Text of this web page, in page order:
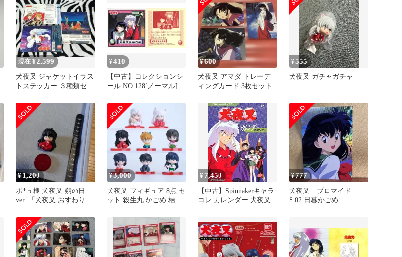
現在 ¥ 2,599
犬夜叉 ジャケットイラス
トステッカー ３種類セッ
¥410
【中古】コレクションシ
ール NO.128[ノーマル]：
¥600
犬夜叉 アマダ トレーデ
ィングカード 3枚セット
¥555
犬夜叉 ガチャガチャ
¥1,200
ボ*ュ様 犬夜叉 朔の日
ver. 「犬夜叉 おすわり隊
¥3,000
犬夜叉 フィギュア 8点 セ
ット 殺生丸 かごめ 桔梗
¥ 7,450
【中古】Spinnakerキャラ
コレ カレンダー 犬夜叉
¥777
犬夜叉 ブロマイド
S.02 日暮かごめ